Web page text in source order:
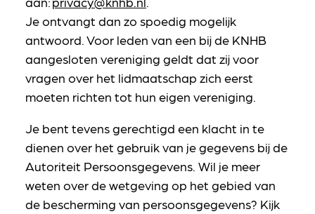
Je ontvangt dan zo spoedig mogelijk
antwoord. Voor leden van een bij de KNHB
aangesloten vereniging geldt dat zij voor
vragen over het lidmaatschap zich eerst
moeten richten tot hun eigen vereniging.
Je bent tevens gerechtigd een klacht in te
dienen over het gebruik van je gegevens bij de
Autoriteit Persoonsgegevens. Wil je meer
weten over de wetgeving op het gebied van
de bescherming van persoonsgegevens? Kijk